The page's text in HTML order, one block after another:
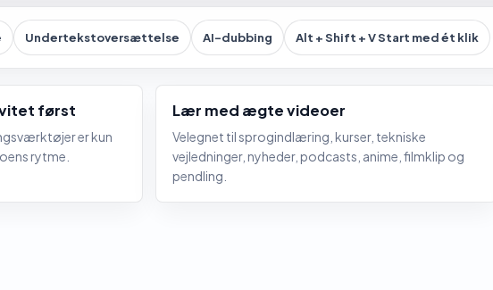
Undertekstoversættelse AI-dubbing Alt + Shift + V Start med ét klik
først
er kun
rytme.
Lær med ægte videoer
Velegnet til sprogindlæring, kurser, tekniske
vejledninger, nyheder, podcasts, anime, filmklip og
pendling.